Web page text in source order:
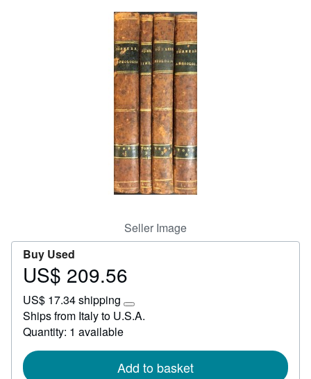
CLOSE
Seller Image
Buy Used
Price
209.56
US$ 209.56
US$ 17.34 shipping
Learn
more
rates
Ships from Italy to U.S.A.
Quantity: 1 available
Add to basket